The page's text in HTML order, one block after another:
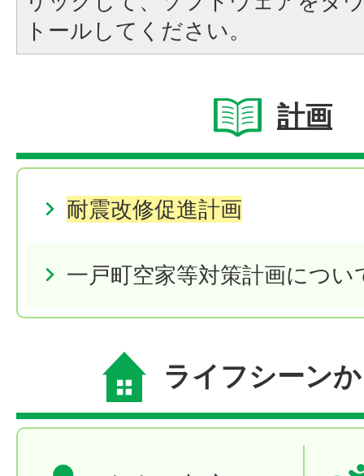
トールしてください。
計画
耐震改修促進計画
一戸町空家等対策計画につい
ライフシーン